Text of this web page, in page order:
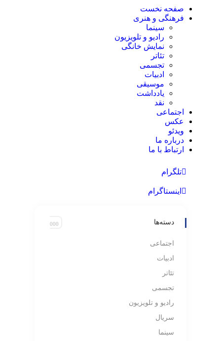
صفحه نخست
فرهنگی و هنری
سینما
رادیو و تلویزیون
نمایش خانگی
تئاتر
تجسمی
ادبیات
موسیقی
یادداشت
نقد
اجتماعی
عکس
ویدئو
درباره ما
ارتباط با ما
تلگرام
اینستاگرام
دسته‌ها
اجتماعی
ادبیات
تئاتر
تجسمی
رادیو و تلویزیون
سریال
سینما